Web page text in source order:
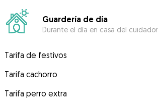
Guardería de día
Durante el día en casa del cuidador
Tarifa de festivos
Tarifa cachorro
Tarifa perro extra